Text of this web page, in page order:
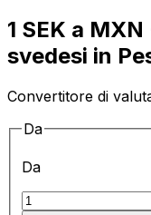
1 SEK a
svedesi in
Convertitore di
Da
Da